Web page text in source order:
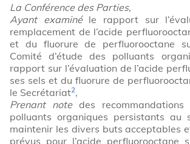
La Conférence des Parties,
Ayant examinéle rapport sur
remplacement de l’acide
et du fluorure de perfluorooctane
Comité d’étude des polluants
rapport sur l’évaluation de l’acide
ses sels et du fluorure de
le Secrétariat2,
Prenant notedes recommandations
polluants organiques persistants au
maintenir les divers buts acceptables
prévus pour l’acide perfluorooctane